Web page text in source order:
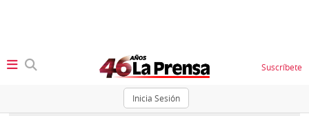
Inicia Sesión
Suscríbete